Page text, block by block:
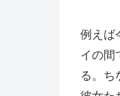
例えば
イの間
る。ち